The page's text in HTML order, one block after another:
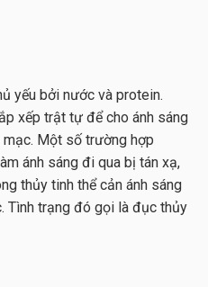
yếu bởi nước và protein.
xếp trật tự để cho ánh sáng
Một số trường hợp
ánh sáng đi qua bị tán xạ,
thủy tinh thể cản ánh sáng
Tình trạng đó gọi là đục thủy